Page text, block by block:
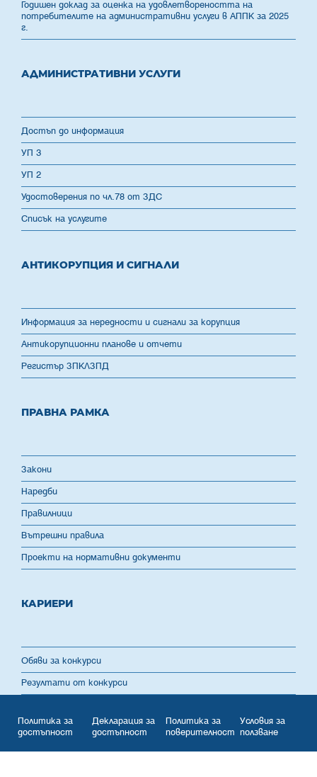
Годишен доклад за оценка на удовлетвореността на
потребителите на административни услуги в АППК за 2025
г.
АДМИНИСТРАТИВНИ УСЛУГИ
Достъп до информация
УП 3
УП 2
Удостоверения по чл.78 от ЗДС
Списък на услугите
АНТИКОРУПЦИЯ И СИГНАЛИ
Информация за нередности и сигнали за корупция
Антикорупционни планове и отчети
Регистър ЗПКЛЗПД
ПРАВНА РАМКА
Закони
Наредби
Правилници
Вътрешни правила
Проекти на нормативни документи
КАРИЕРИ
Обяви за конкурси
Резултати от конкурси
Политика за
достъпност
Декларация за
достъпност
Политика за
поверителност
Условия за
ползване